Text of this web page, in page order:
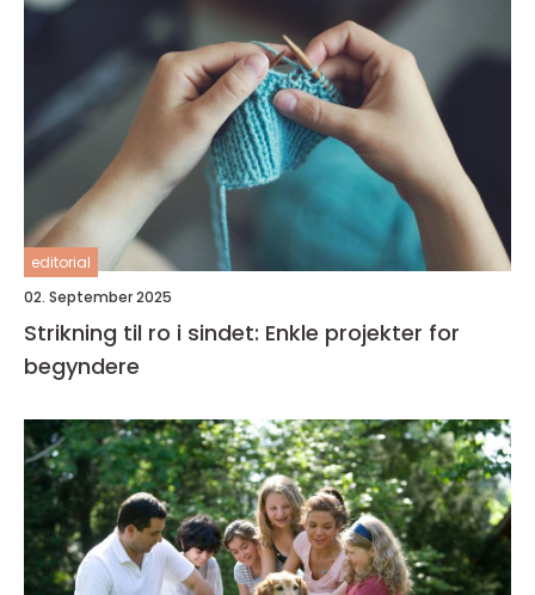
editorial
02. September 2025
Strikning til ro i sindet: Enkle projekter for
begyndere